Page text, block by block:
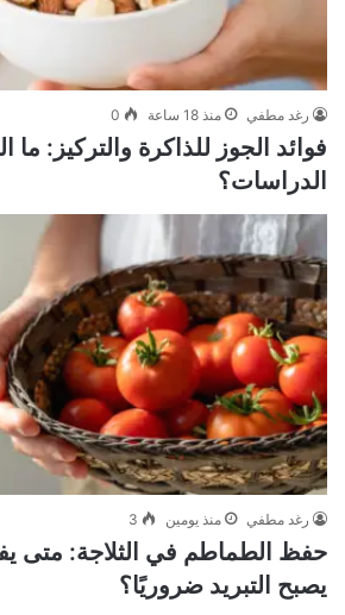
رغد مطفي منذ 18 ساعة 0
فوائد الجوز للذاكرة والتركيز: ما
الدراسات؟
رغد مطفي منذ يومين 3
حفظ الطماطم في الثلاجة: متى
يصبح التبريد ضروريًا؟